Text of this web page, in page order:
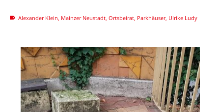
Alexander Klein Mainzer Neustadt Ortsbeirat Parkhäuser, Ulrike Ludy